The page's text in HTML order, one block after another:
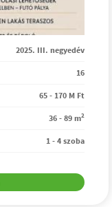
2025. III. negyedév
16
65 - 170 M Ft
36 - 89 m2
1 - 4 szoba